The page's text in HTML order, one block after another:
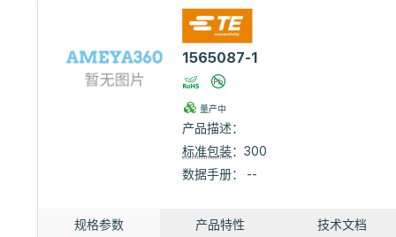
1565087-1
量产中
产品描述：
标准包装：300
数据手册： --
规格参数 产品特性 技术文档